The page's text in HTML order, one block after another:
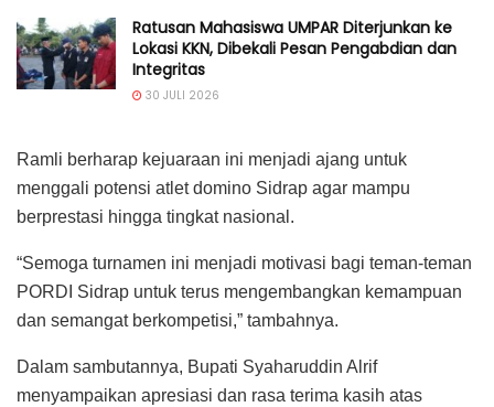
Ratusan Mahasiswa UMPAR Diterjunkan ke
Lokasi KKN, Dibekali Pesan Pengabdian dan
Integritas
30 JULI 2026
Ramli berharap kejuaraan ini menjadi ajang untuk
menggali potensi atlet domino Sidrap agar mampu
berprestasi hingga tingkat nasional.
“Semoga turnamen ini menjadi motivasi bagi teman-teman
PORDI Sidrap untuk terus mengembangkan kemampuan
dan semangat berkompetisi,” tambahnya.
Dalam sambutannya, Bupati Syaharuddin Alrif
menyampaikan apresiasi dan rasa terima kasih atas